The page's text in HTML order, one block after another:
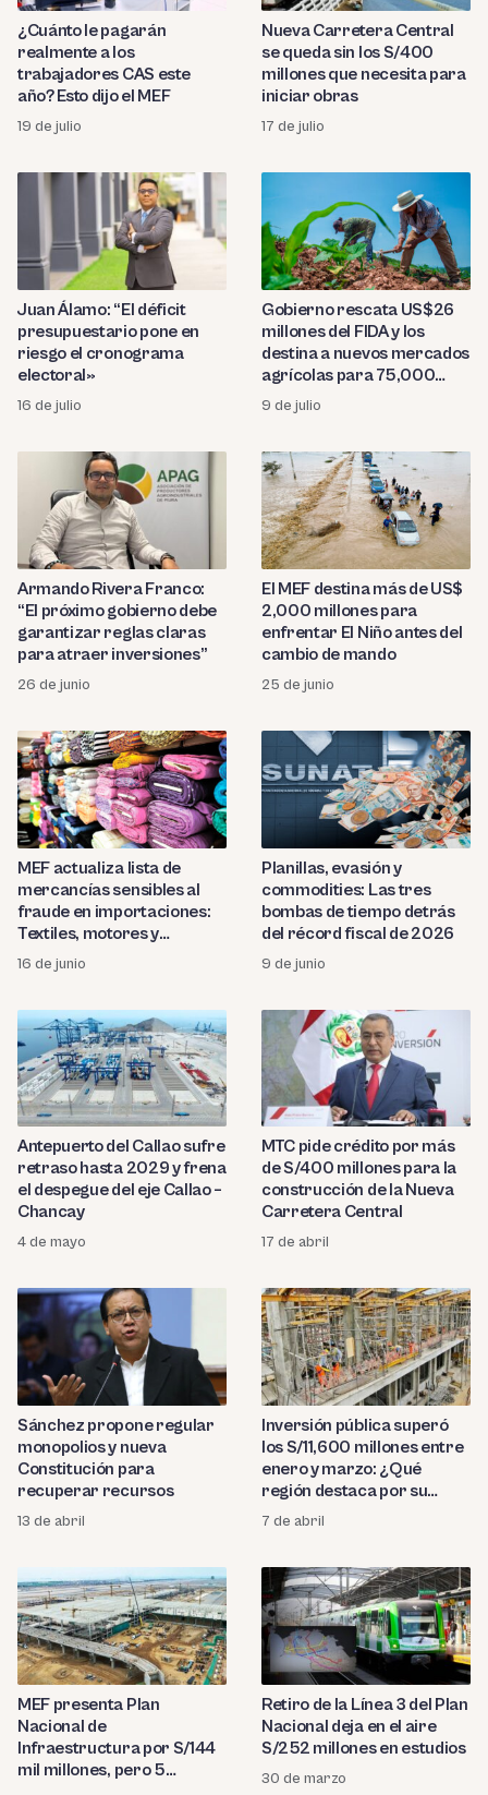
¿Cuánto le pagarán
realmente a los
trabajadores CAS este
año? Esto dijo el MEF
19 de julio
Nueva Carretera Central
se queda sin los S/400
millones que necesita para
iniciar obras
17 de julio
Juan Álamo: “El déficit
presupuestario pone en
riesgo el cronograma
electoral»
16 de julio
Gobierno rescata US$26
millones del FIDA y los
destina a nuevos mercados
agrícolas para 75,000
productores en ocho
regiones
9 de julio
Armando Rivera Franco:
“El próximo gobierno debe
garantizar reglas claras
para atraer inversiones”
26 de junio
El MEF destina más de US$
2,000 millones para
enfrentar El Niño antes del
cambio de mando
25 de junio
MEF actualiza lista de
mercancías sensibles al
fraude en importaciones:
Textiles, motores y
cerámicos bajo nuevo
control del IGV
16 de junio
Planillas, evasión y
commodities: Las tres
bombas de tiempo detrás
del récord fiscal de 2026
9 de junio
Antepuerto del Callao sufre
retraso hasta 2029 y frena
el despegue del eje Callao –
Chancay
4 de mayo
MTC pide crédito por más
de S/400 millones para la
construcción de la Nueva
Carretera Central
17 de abril
Sánchez propone regular
monopolios y nueva
Constitución para
recuperar recursos
13 de abril
Inversión pública superó
los S/11,600 millones entre
enero y marzo: ¿Qué
región destaca por su
ejecución?
7 de abril
MEF presenta Plan
Nacional de
Infraestructura por S/144
mil millones, pero 5
Retiro de la Línea 3 del Plan
Nacional deja en el aire
S/252 millones en estudios
30 de marzo